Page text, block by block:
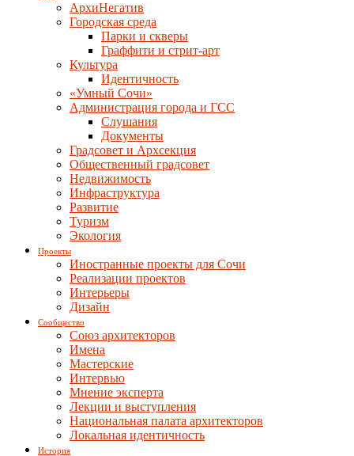
АрхиНегатив
Городская среда
Парки и скверы
Граффити и стрит-арт
Культура
Идентичность
«Умный Сочи»
Администрация города и ГСС
Слушания
Документы
Градсовет и Архсекция
Общественный градсовет
Недвижимость
Инфраструктура
Развитие
Туризм
Экология
Проекты
Иностранные проекты для Сочи
Реализации проектов
Интерьеры
Дизайн
Сообщество
Союз архитекторов
Имена
Мастерские
Интервью
Мнение эксперта
Лекции и выступления
Национальная палата архитекторов
Локальная идентичность
История